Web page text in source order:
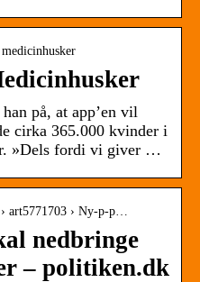
på, at app’en vil
cirka 365.000 kvinder i
»Dels fordi vi giver …
art5771703 › Ny-p-p…
nedbringe
– politiken.dk